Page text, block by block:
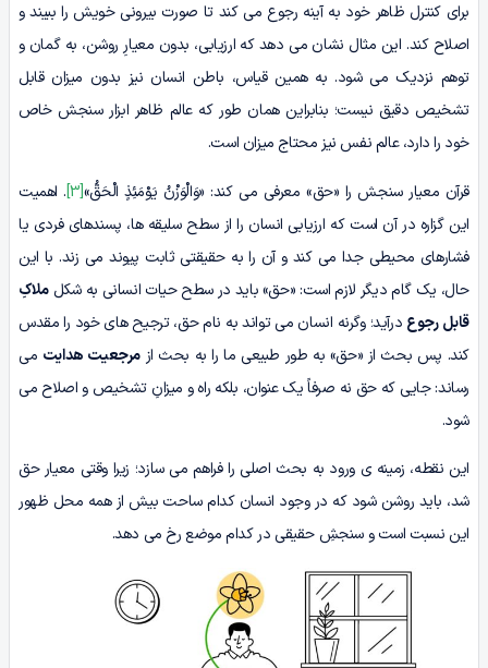
برای کنترل ظاهر خود به آینه رجوع می کند تا صورت بیرونی خویش را ببیند و
اصلاح کند. این مثال نشان می دهد که ارزیابی، بدون معیارِ روشن، به گمان و
توهم نزدیک می شود. به همین قیاس، باطن انسان نیز بدون میزان قابل
تشخیص دقیق نیست؛ بنابراین همان طور که عالم ظاهر ابزار سنجش خاص
خود را دارد، عالم نفس نیز محتاج میزان است.
قرآن معیار سنجش را «حق» معرفی می کند: «وَالْوَزْنُ یَوْمَئِذٍ الْحَقُّ»[3]
. اهمیت
این گزاره در آن است که ارزیابی انسان را از سطح سلیقه ها، پسندهای فردی یا
فشارهای محیطی جدا می کند و آن را به حقیقتی ثابت پیوند می زند. با این
حال، یک گام دیگر لازم است: «حق» باید در سطح حیات انسانی به شکلملاکِ
قابل رجوع درآید؛ وگرنه انسان می تواند به نام حق، ترجیح های خود را مقدس
کند. پس بحث از «حق» به طور طبیعی ما را به بحث ازمرجعیت هدایت می
رساند: جایی که حق نه صرفاً یک عنوان، بلکه راه و میزانِ تشخیص و اصلاح می
شود.
این نقطه، زمینه ی ورود به بحث اصلی را فراهم می سازد؛ زیرا وقتی معیار حق
شد، باید روشن شود که در وجود انسان کدام ساحت بیش از همه محل ظهور
این نسبت است و سنجشِ حقیقی در کدام موضع رخ می دهد.